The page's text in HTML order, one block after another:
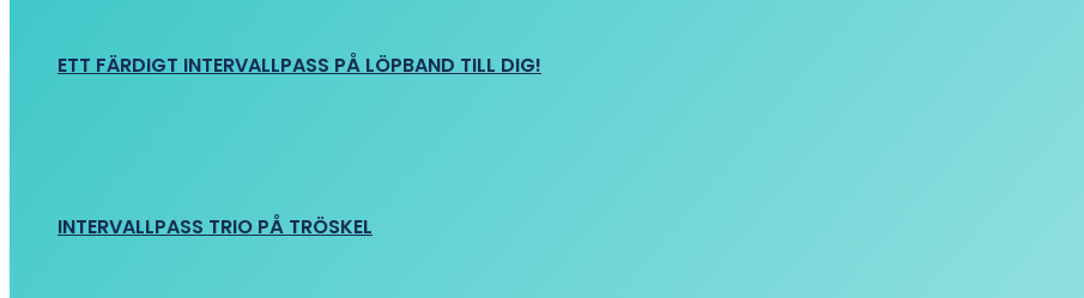
ETT FÄRDIGT INTERVALLPASS PÅ LÖPBAND TILL DIG!
INTERVALLPASS TRIO PÅ TRÖSKEL